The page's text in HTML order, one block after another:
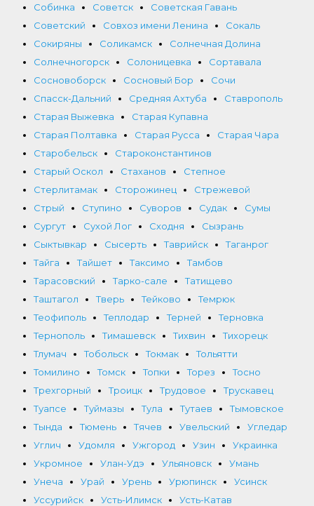
Собинка
Советск
Советская Гавань
Советский
Совхоз имени Ленина
Сокаль
Сокиряны
Соликамск
Солнечная Долина
Солнечногорск
Солоницевка
Сортавала
Сосновоборск
Сосновый Бор
Сочи
Спасск-Дальний
Средняя Ахтуба
Ставрополь
Старая Выжевка
Старая Купавна
Старая Полтавка
Старая Русса
Старая Чара
Старобельск
Староконстантинов
Старый Оскол
Стаханов
Степное
Стерлитамак
Сторожинец
Стрежевой
Стрый
Ступино Суворов Судак
Сумы
Сургут
Сухой Лог Сходня
Сызрань
Сыктывкар
Сысерть Таврийск
Таганрог
Тайга
Тайшет Таксимо
Тамбов
Тарасовский
Тарко-сале
Татищево
Таштагол
Тверь Тейково
Темрюк
Теофиполь
Теплодар Терней
Терновка
Тернополь
Тимашевск Тихвин
Тихорецк
Тлумач
Тобольск Токмак
Тольятти
Томилино
Томск Топки Торез
Тосно
Трехгорный
Троицк Трудовое
Трускавец
Туапсе
Туймазы Тула Тутаев
Тымовское
Тында
Тюмень Тячев Увельский
Угледар
Углич
Удомля Ужгород Узин
Украинка
Укромное
Улан-Удэ Ульяновск
Умань
Унеча
Урай Урень Урюпинск
Усинск
Уссурийск
Усть-Илимск
Усть-Катав